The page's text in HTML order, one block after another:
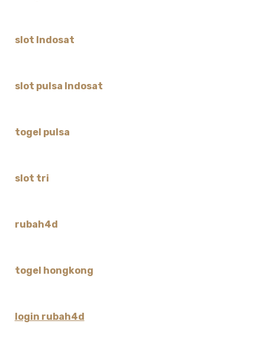
slot Indosat
slot pulsa Indosat
togel pulsa
slot tri
rubah4d
togel hongkong
login rubah4d